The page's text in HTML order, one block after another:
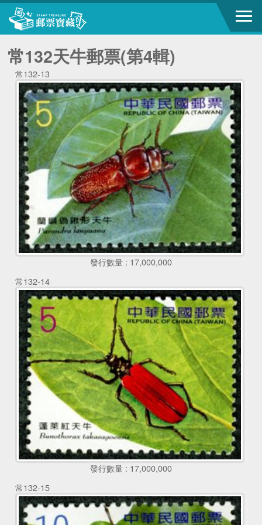
常132天牛郵票(第4輯)
常132-13
發行數量 : 17,000,000
常132-14
發行數量 : 17,000,000
常132-15